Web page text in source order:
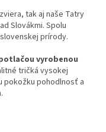
tak aj naše Tatry
Slovákmi. Spolu
prírody.
vyrobenou
tričká vysokej
pokožku pohodlnosť a